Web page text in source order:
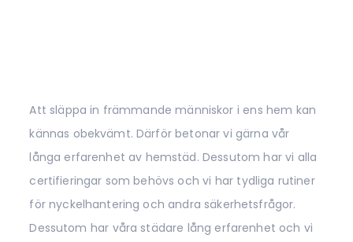
Att släppa in främmande människor i ens hem kan
kännas obekvämt. Därför betonar vi gärna vår
långa erfarenhet av hemstäd. Dessutom har vi alla
certifieringar som behövs och vi har tydliga rutiner
för nyckelhantering och andra säkerhetsfrågor.
Dessutom har våra städare lång erfarenhet och vi